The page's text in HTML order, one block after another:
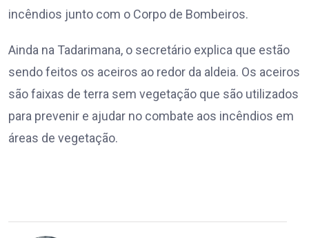
incêndios junto com o Corpo de Bombeiros.
Ainda na Tadarimana, o secretário explica que estão
sendo feitos os aceiros ao redor da aldeia. Os aceiros
são faixas de terra sem vegetação que são utilizados
para prevenir e ajudar no combate aos incêndios em
áreas de vegetação.